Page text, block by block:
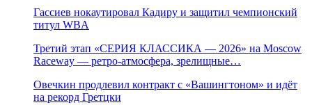
Гассиев нокаутировал Кадиру и защитил чемпионский
титул WBA
Третий этап «СЕРИЯ КЛАССИКА — 2026» на Moscow
Raceway — ретро‑атмосфера, зрелищные…
Овечкин продлевил контракт с «Вашингтоном» и идёт
на рекорд Гретцки